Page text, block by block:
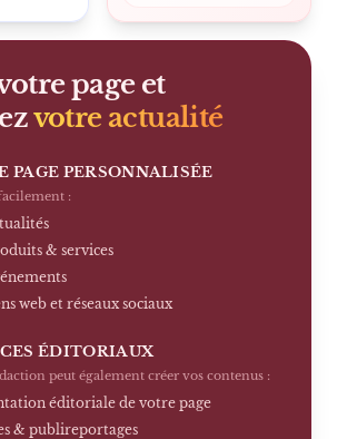
page et
votre actualité
PAGE PERSONNALISÉE
:
& services
web et réseaux sociaux
ÉDITORIAUX
peut également créer vos contenus :
éditoriale de votre page
& publireportages